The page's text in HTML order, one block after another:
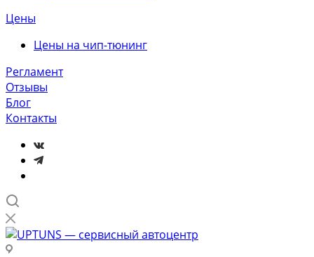
Цены
Цены на чип-тюнинг
Регламент
Отзывы
Блог
Контакты